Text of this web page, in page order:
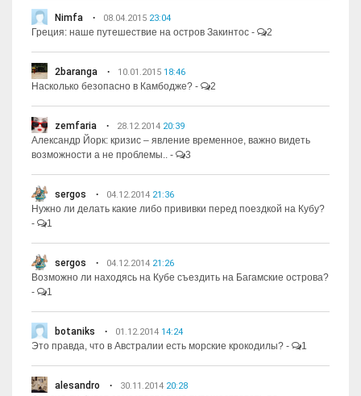
Nimfa 08.04.2015 23:04
Греция: наше путешествие на остров Закинтос - 2
2baranga 10.01.2015 18:46
Насколько безопасно в Камбодже? - 2
zemfaria 28.12.2014 20:39
Александр Йорк: кризис – явление временное, важно видеть
возможности а не проблемы.. - 3
sergos 04.12.2014 21:36
Нужно ли делать какие либо прививки перед поездкой на Кубу?
-
1
sergos 04.12.2014 21:26
Возможно ли находясь на Кубе съездить на Багамские острова?
-
1
botaniks 01.12.2014 14:24
Это правда, что в Австралии есть морские крокодилы? - 1
alesandro 30.11.2014 20:28